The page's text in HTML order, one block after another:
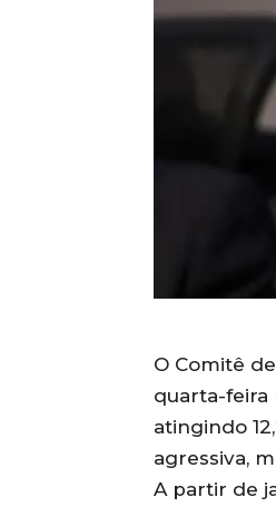
O Comitê
quarta-feira
atingindo
agressiva,
A partir de